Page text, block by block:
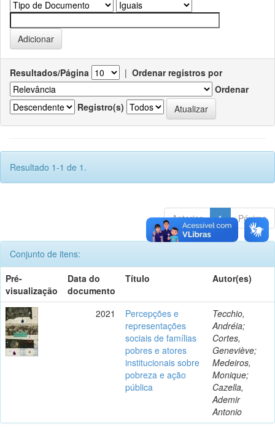
Resultados/Página | Ordenar registros por
Ordenar
Registro(s)
Resultado 1-1 de 1.
Anterior 1 Póximo
Conjunto de itens:
Pré-
visualização
Data do
documento
Título Autor(es)
2021
Percepções e
representações
sociais de famílias
pobres e atores
institucionais sobre
pobreza e ação
pública
Tecchio,
Andréia;
Cortes,
Geneviève;
Medeiros,
Monique;
Cazella,
Ademir
Antonio